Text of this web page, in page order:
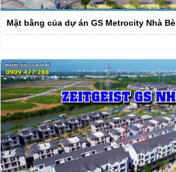
Mặt bằng của dự án GS Metrocity Nhà Bè